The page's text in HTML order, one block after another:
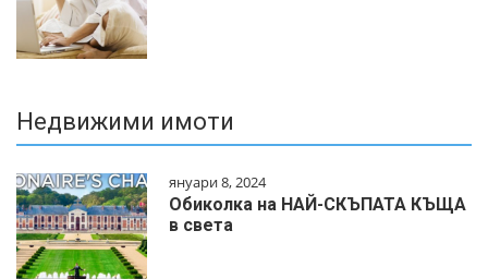
Недвижими имоти
януари 8, 2024
Обиколка на НАЙ-СКЪПАТА КЪЩА
в света